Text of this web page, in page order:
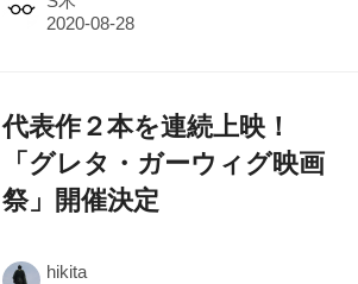
代表作２本を連続上映！
「グレタ・ガーウィグ映画
祭」開催決定
hikita